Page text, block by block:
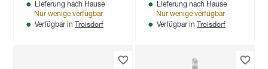
Lieferung nach Hause
Nur wenige verfügbar
Verfügbar in Troisdorf
Lieferung nach Hause
Nur wenige verfügbar
Verfügbar in Troisdorf